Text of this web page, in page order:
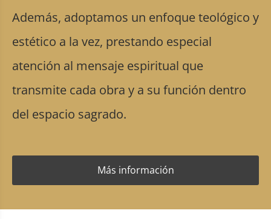
Además, adoptamos un enfoque teológico y
estético a la vez, prestando especial
atención al mensaje espiritual que
transmite cada obra y a su función dentro
del espacio sagrado.
Más información